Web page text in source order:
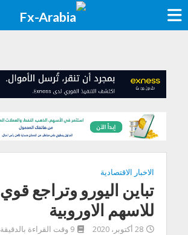
الاخبار الاقتصادية
تباين اليورو وتراجع قوي
للاسهم الاوروبية
28 أكتوبر، 2020 9 وقت القراءة بالدقيقة